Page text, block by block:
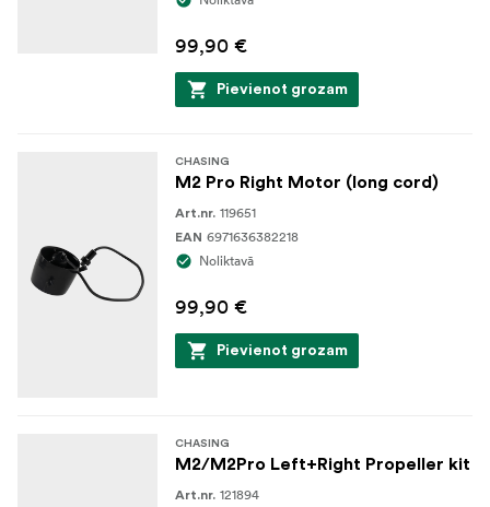
99,90 €
Pievienot grozam
CHASING
M2 Pro Right Motor (long cord)
Art.nr. 119651
EAN 6971636382218
Noliktavā
99,90 €
Pievienot grozam
CHASING
M2/M2Pro Left+Right Propeller kit
Art.nr. 121894